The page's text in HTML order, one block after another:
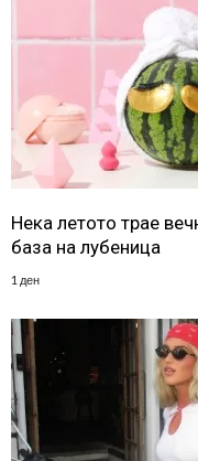
Нека летото трае
база на лубеница
1 ден